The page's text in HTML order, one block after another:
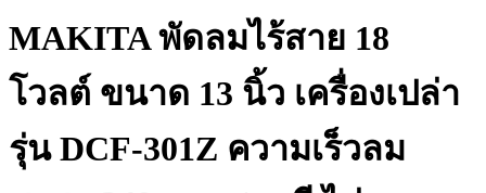
MAKITA พัดลมไร้สาย 18
โวลต์ ขนาด 13 นิ้ว เครื่องเปล่า
รุ่น DCF-301Z ความเร็วลม